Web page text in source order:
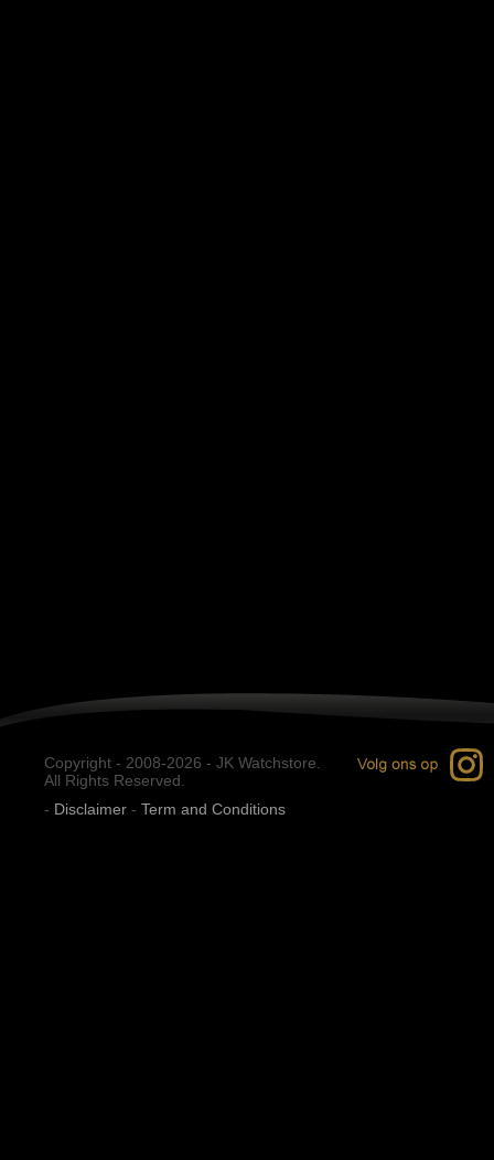
Copyright - 2008-2026 - JK Watchstore.
All Rights Reserved.
- Disclaimer - Term and Conditions